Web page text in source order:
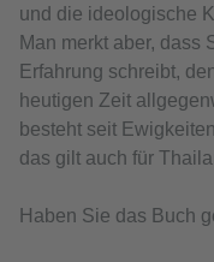
und die ideologische
Man merkt aber, dass
Erfahrung schreibt,
heutigen Zeit
besteht seit
das gilt auch für
Haben Sie das Buch